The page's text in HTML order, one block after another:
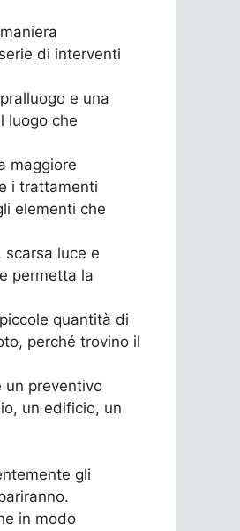
di interventi
e una
luogo che
maggiore
i trattamenti
elementi che
luce e
permetta la
quantità di
perché trovino il
un preventivo
un edificio, un
gli
in modo